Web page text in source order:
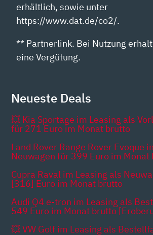
erhältlich, sowie unter
https://www.dat.de/co2/.
** Partnerlink. Bei Nutzung
eine Vergütung.
Neueste Deals
💥 Kia Sportage im Leasing als
für 271 Euro im Monat brutto
Land Rover Range Rover Evoque
Neuwagen für 399 Euro im Monat
Cupra Raval im Leasing als
[316] Euro im Monat brutto
Audi Q4 e-tron im Leasing als
549 Euro im Monat brutto
💥 VW Golf im Leasing als